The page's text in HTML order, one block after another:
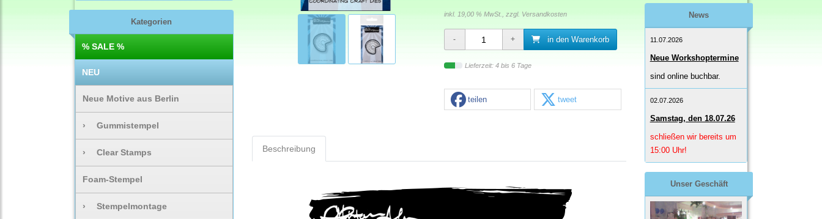
Kategorien
% SALE %
NEU
Neue Motive aus Berlin
› Gummistempel
› Clear Stamps
Foam-Stempel
› Stempelmontage
inkl. 19,00 % MwSt., zzgl. Versandkosten
in den Warenkorb
Lieferzeit: 4 bis 6 Tage
teilen tweet
Beschreibung
News
11.07.2026
Neue Workshoptermine
sind online buchbar.
02.07.2026
Samstag, den 18.07.26
schließen wir bereits um
15:00 Uhr!
Unser Geschäft